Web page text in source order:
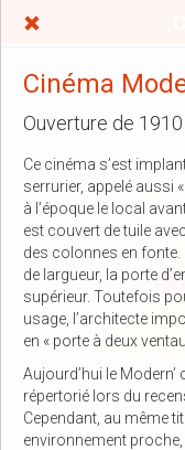
Cinéma
Ouverture de
Ce cinéma s’est
serrurier, appelé aussi
à l’époque le local
est couvert de tuile
des colonnes en fonte.
de largueur, la porte
supérieur. Toutefois
usage, l’architecte
en « porte à deux
Aujourd’hui le Modern’
répertorié lors du
Cependant, au même
environnement proche,